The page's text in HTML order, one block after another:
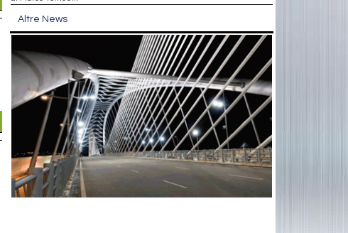
Altre News